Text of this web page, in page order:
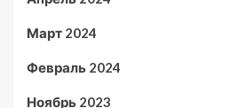
Март 2024
Февраль 2024
Ноябрь 2023